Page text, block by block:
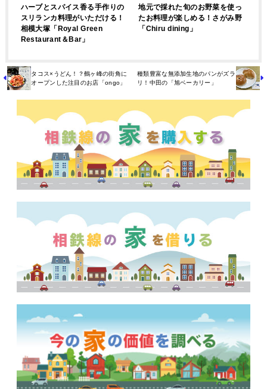
ハーブとスパイス香る手作りの
スリランカ料理がいただける！
相模大塚「Royal Green
Restaurant＆Bar」
地元で採れた旬のお野菜を使っ
たお料理が楽しめる！さがみ野
「Chiru dining」
タコス×うどん！？鶴ヶ峰の街角に
オープンした注目のお店「ongo」
種類豊富な無添加生地のパンがズラ
リ！中田の「旭ベーカリー」